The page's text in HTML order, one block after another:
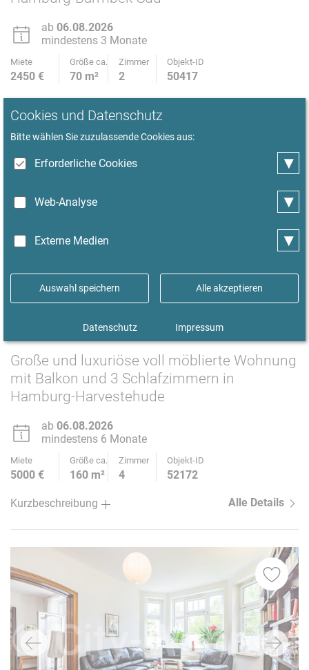
ab 06.08.2026
mindestens 3 Monate
Miete Größe ca. Zimmer Objekt-ID
2450 € 70 m² 2 50417
Große und luxuriöse voll möblierte Wohnung
mit Balkon und 3 Schlafzimmern in
Hamburg-Harvestehude
ab 06.08.2026
mindestens 6 Monate
Miete Größe ca. Zimmer Objekt-ID
5000 € 160 m² 4 52172
Kurzbeschreibung Alle Details
Cookies und Datenschutz
Bitte wählen Sie zuzulassende Cookies aus:
Erforderliche Cookies ▾
Web-Analyse ▾
Externe Medien ▾
Auswahl speichern Alle akzeptieren
Datenschutz Impressum